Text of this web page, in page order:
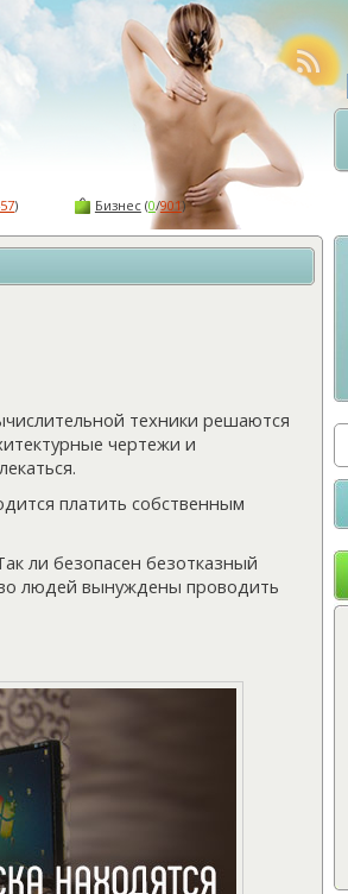
) Бизнес(0/901)
техники решаются
чертежи и
платить собственным
ли безопасен безотказный
людей вынуждены проводить